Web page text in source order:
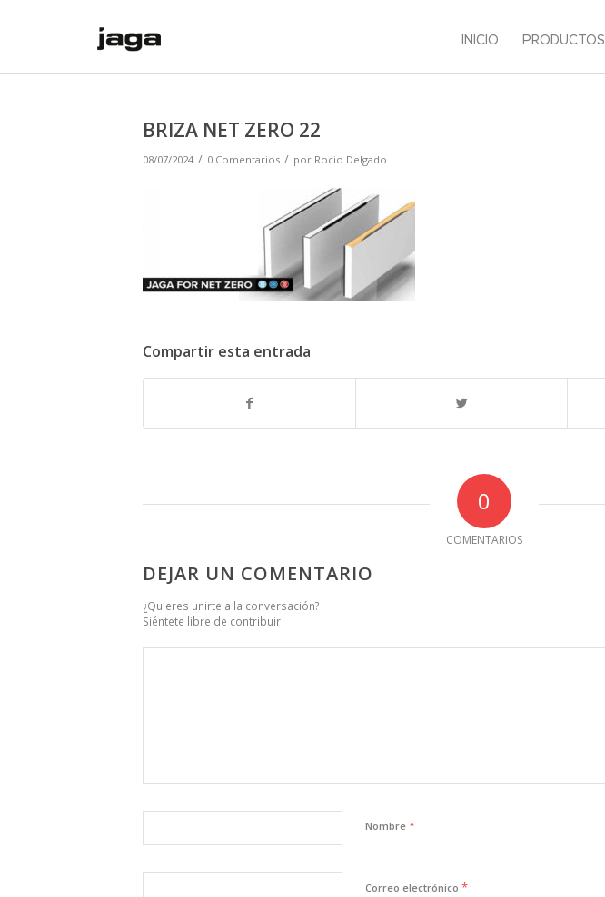
INICIO PRODUCTOS
BRIZA NET ZERO 22
08/07/2024 / 0 Comentarios / por Rocio Delgado
Compartir esta entrada
0
COMENTARIOS
DEJAR UN COMENTARIO
¿Quieres unirte a la conversación?
Siéntete libre de contribuir
Nombre *
Correo electrónico *